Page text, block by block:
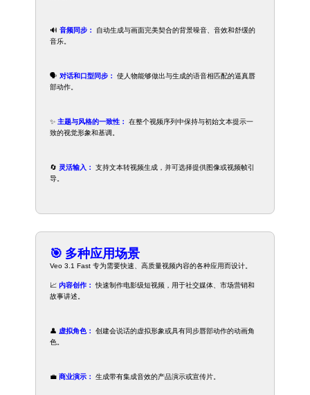
🔊音频同步：
自动生成与画面完美契合的背景噪音、音效和舒缓的
音乐。
🗣️对话和口型同步：
使人物能够做出与生成的语音相匹配的逼真唇
部动作。
✨主题与风格的一致性：
在整个视频序列中保持与初始文本提示一
致的视觉形象和基调。
🔄 灵活输入：
支持文本转视频生成，并可选择提供图像或视频帧引
导。
🎯 多种应用场景
Veo 3.1 Fast 专为需要快速、高质量视频内容的各种应用而设计。
📈内容创作：
快速制作电影级短视频，用于社交媒体、市场营销和
故事讲述。
👤 虚拟角色：
创建会说话的虚拟形象或具有同步唇部动作的动画角
色。
💼商业演示： 生成带有集成音效的产品演示或宣传片。